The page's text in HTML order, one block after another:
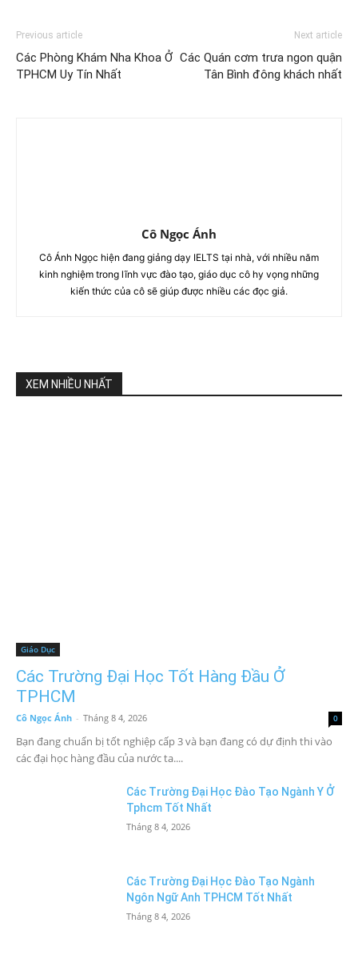
Previous article
Các Phòng Khám Nha Khoa Ở
TPHCM Uy Tín Nhất
Next article
Các Quán cơm trưa ngon quận
Tân Bình đông khách nhất
Cô Ngọc Ánh
Cô Ánh Ngọc hiện đang giảng dạy IELTS tại nhà, với nhiều năm
kinh nghiệm trong lĩnh vực đào tạo, giáo dục cô hy vọng những
kiến thức của cô sẽ giúp được nhiều các đọc giả.
XEM NHIỀU NHẤT
Giáo Dục
Các Trường Đại Học Tốt Hàng Đầu Ở
TPHCM
Cô Ngọc Ánh - Tháng 8 4, 2026 0
Bạn đang chuẩn bị tốt nghiệp cấp 3 và bạn đang có dự định thi vào
các đại học hàng đầu của nước ta....
Các Trường Đại Học Đào Tạo Ngành Y Ở
Tphcm Tốt Nhất
Tháng 8 4, 2026
Các Trường Đại Học Đào Tạo Ngành
Ngôn Ngữ Anh TPHCM Tốt Nhất
Tháng 8 4, 2026